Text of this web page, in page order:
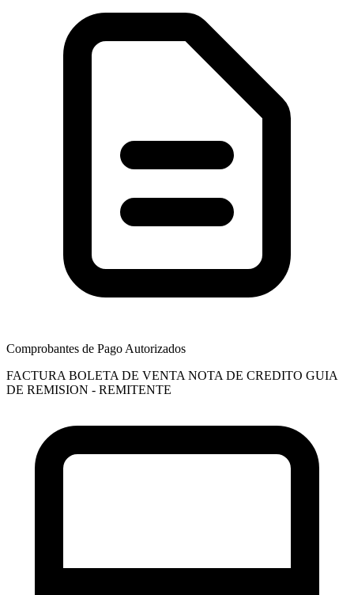
Comprobantes de Pago Autorizados
FACTURA BOLETA DE VENTA NOTA DE CREDITO GUIA
DE REMISION - REMITENTE